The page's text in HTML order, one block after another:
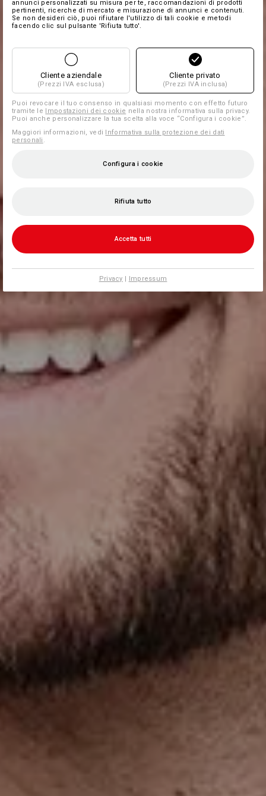
annunci personalizzati su misura per te, raccomandazioni di prodotti
pertinenti, ricerche di mercato e misurazione di annunci e contenuti.
Se non desideri ciò, puoi rifiutare l'utilizzo di tali cookie e metodi
facendo clic sul pulsante 'Rifiuta tutto'.
Cliente aziendale
(Prezzi IVA esclusa)
Cliente privato
(Prezzi IVA inclusa)
Puoi revocare il tuo consenso in qualsiasi momento con effetto futuro
tramite le Impostazioni dei cookie nella nostra informativa sulla privacy.
Puoi anche personalizzare la tua scelta alla voce “Configura i cookie”.
Maggiori informazioni, vedi Informativa sulla protezione dei dati
personali .
Configura i cookie
Rifiuta tutto
Accetta tutti
Privacy | Impressum